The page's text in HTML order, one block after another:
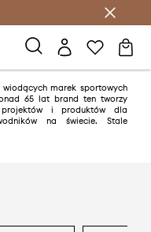
>
wiodących marek sportowych
65 lat brand ten tworzy
i produktów dla
na świecie. Stale